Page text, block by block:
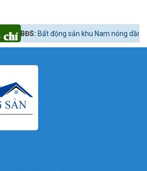
Bất động sản khu Nam nóng dần theo lộ